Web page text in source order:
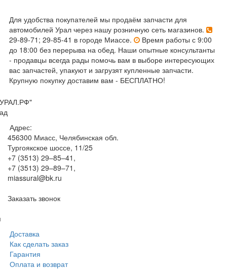
Для удобства покупателей мы продаём запчасти для
автомобилей Урал через нашу розничную сеть магазинов.
29-89-71; 29-85-41 в городе Миассе.
Время работы с 9:00
до 18:00 без перерыва на обед. Наши опытные консультанты
- продавцы всегда рады помочь вам в выборе интересующих
вас запчастей, упакуют и загрузят купленные запчасти.
Крупную покупку доставим вам - БЕСПЛАТНО!
Адрес:
456300 Миасс, Челябинская обл.
Тургоякское шоссе, 11/25
+7 (3513) 29–85–41 ,
+7 (3513) 29–89–71 ,
miassural@bk.ru
Заказать звонок
Доставка
Как сделать заказ
Гарантия
Оплата и возврат